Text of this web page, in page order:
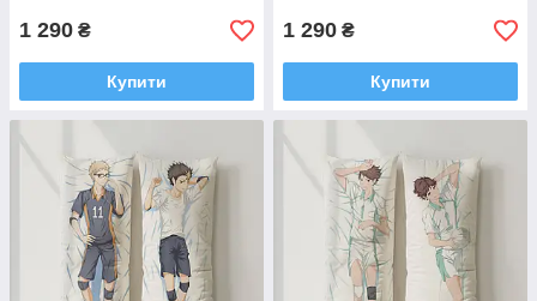
1 290 ₴
Купити
1 290 ₴
Купити